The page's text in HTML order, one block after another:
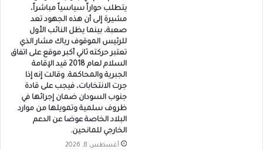
يتطلب حواراً سياسياً مباشراً،
مشيرة إلى أن هذه الجهود تعد
صعبة، بينما يظل النائب الأول
للرئيس الموقوف رياك مشار الذي
تعتبر حركته ثاني أكبر موقع على اتفاق
السلام لعام 2018 قيد الإقامة
الجبرية والمحاكمة. وقالت إنه إذا
جرت الانتخابات، فيجب على قادة
جنوب السودان ضمان إجرائها في
ظروف سلمية وتمويلها من موارد
البلاد الخاصة عوضا عن الدعم
الخارجي للمانحين.
أغسطس 8, 2026